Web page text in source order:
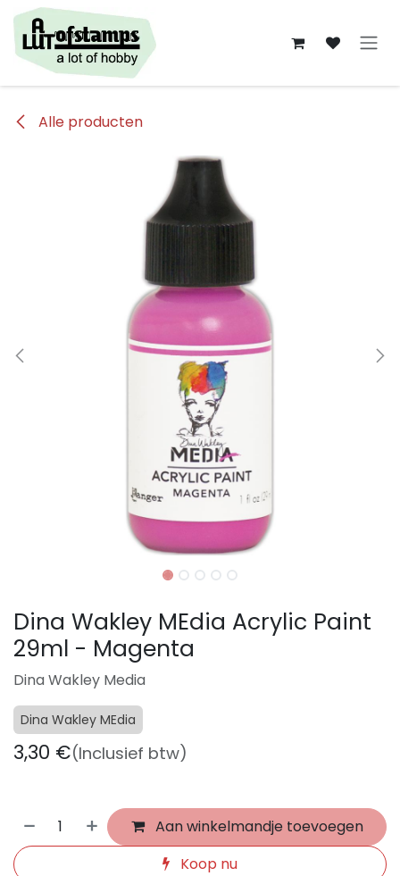
Overslaan naar inhoud
Alle producten
Dina Wakley MEdia Acrylic Paint
29ml - Magenta
Dina Wakley Media
Dina Wakley MEdia
3,30 €(Inclusief btw)
Aan winkelmandje toevoegen
Koop nu